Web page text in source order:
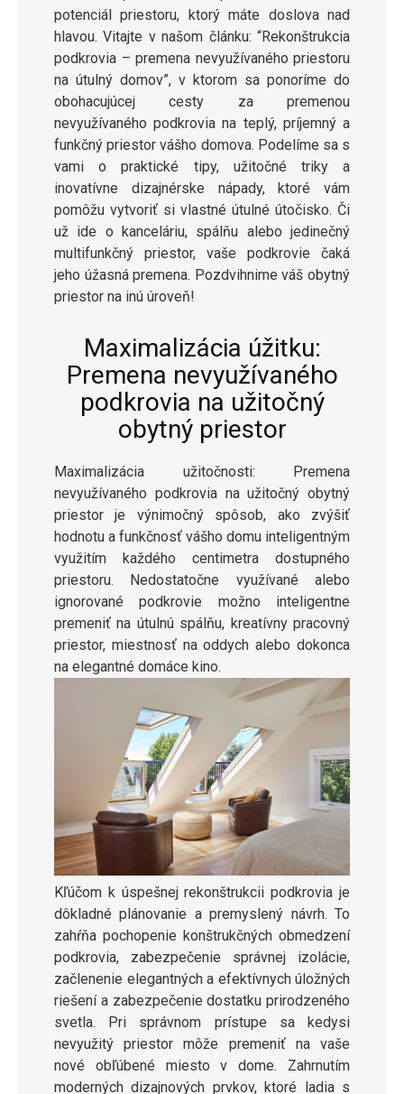
potenciál priestoru, ktorý máte doslova nad
hlavou. Vitajte v našom článku: “Rekonštrukcia
podkrovia – premena nevyužívaného priestoru
na útulný domov”, v ktorom sa ponoríme do
obohacujúcej cesty za premenou
nevyužívaného podkrovia na teplý, príjemný a
funkčný priestor vášho domova. Podelíme sa s
vami o praktické tipy, užitočné triky a
inovatívne dizajnérske nápady, ktoré vám
pomôžu vytvoriť si vlastné útulné útočisko. Či
už ide o kanceláriu, spálňu alebo jedinečný
multifunkčný priestor, vaše podkrovie čaká
jeho úžasná premena. Pozdvihnime váš obytný
priestor na inú úroveň!
Maximalizácia úžitku:
Premena nevyužívaného
podkrovia na užitočný
obytný priestor
Maximalizácia užitočnosti: Premena
nevyužívaného podkrovia na užitočný obytný
priestor je výnimočný spôsob, ako zvýšiť
hodnotu a funkčnosť vášho domu inteligentným
využitím každého centimetra dostupného
priestoru. Nedostatočne využívané alebo
ignorované podkrovie možno inteligentne
premeniť na útulnú spálňu, kreatívny pracovný
priestor, miestnosť na oddych alebo dokonca
na elegantné domáce kino.
Kľúčom k úspešnej rekonštrukcii podkrovia je
dôkladné plánovanie a premyslený návrh. To
zahŕňa pochopenie konštrukčných obmedzení
podkrovia, zabezpečenie správnej izolácie,
začlenenie elegantných a efektívnych úložných
riešení a zabezpečenie dostatku prirodzeného
svetla. Pri správnom prístupe sa kedysi
nevyužitý priestor môže premeniť na vaše
nové obľúbené miesto v dome. Zahrnutím
moderných dizajnových prvkov, ktoré ladia s